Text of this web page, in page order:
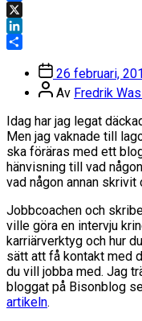
Facebook
X
LinkedIn
Inläggsdatum
26 februari,
Inläggsförfattare
Av Fredrik
Idag har jag legat
Men jag vaknade till
ska föräras med ett
hänvisning till vad
vad någon annan skrivit
Jobbcoachen och
ville göra en intervju
karriärverktyg och hur
sätt att få kontakt med
du vill jobba med. Jag
bloggat på Bisonblog
artikeln.